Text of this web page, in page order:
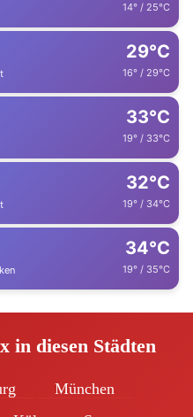
14° / 25°C
29°C
16° / 29°C
33°C
19° / 33°C
32°C
19° / 34°C
34°C
19° / 35°C
in diesen Städten
München